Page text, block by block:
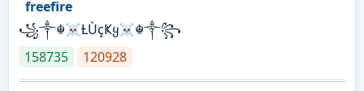
freefire
꧁༒☬☠Ƚ︎ÙçҜყ☠︎☬༒꧂
158735
120928